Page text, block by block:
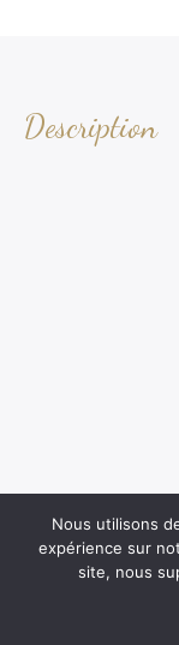
Description
Nous utilisons
expérience sur
site, nous